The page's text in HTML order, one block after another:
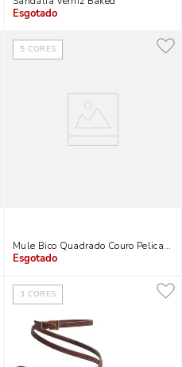
Indisponível
5 CORES
Mule Bico Quadrado Couro Pelica
Indisponível
Preto
3 CORES